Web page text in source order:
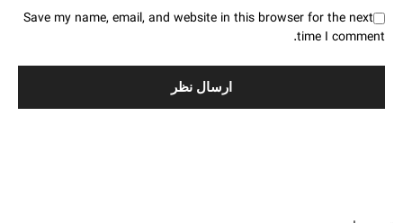
Save my name, email, and website in this browser for the next
time I comment.